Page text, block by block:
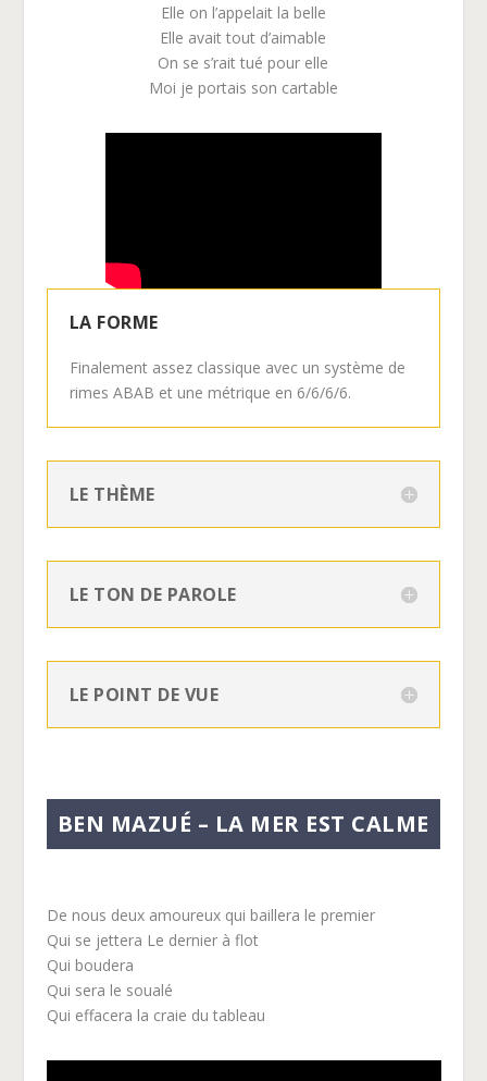
Elle on l’appelait la belle
Elle avait tout d’aimable
On se s’rait tué pour elle
Moi je portais son cartable
LA FORME
Finalement assez classique avec un système de
rimes ABAB et une métrique en 6/6/6/6.
LE THÈME
LE TON DE PAROLE
LE POINT DE VUE
BEN MAZUÉ – LA MER EST CALME
De nous deux amoureux qui baillera le premier
Qui se jettera Le dernier à flot
Qui boudera
Qui sera le soualé
Qui effacera la craie du tableau